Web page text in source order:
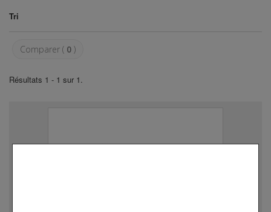
Tri
Comparer ( 0 )
Résultats 1 - 1 sur 1.